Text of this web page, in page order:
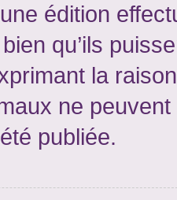
édition
qu’ils
la
ne
publiée.